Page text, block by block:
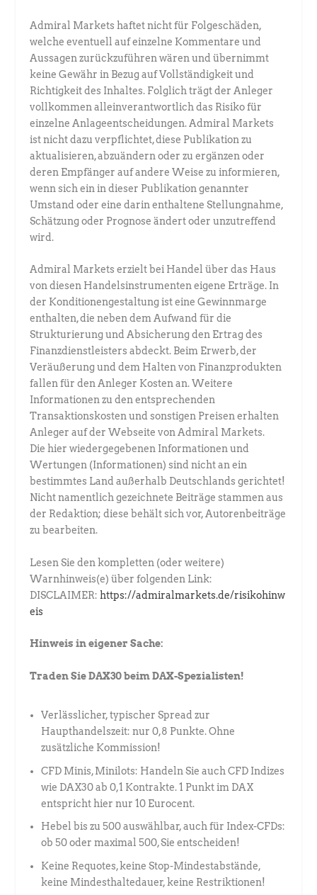
Admiral Markets haftet nicht für Folgeschäden,
welche eventuell auf einzelne Kommentare und
Aussagen zurückzuführen wären und übernimmt
keine Gewähr in Bezug auf Vollständigkeit und
Richtigkeit des Inhaltes. Folglich trägt der Anleger
vollkommen alleinverantwortlich das Risiko für
einzelne Anlageentscheidungen. Admiral Markets
ist nicht dazu verpflichtet, diese Publikation zu
aktualisieren, abzuändern oder zu ergänzen oder
deren Empfänger auf andere Weise zu informieren,
wenn sich ein in dieser Publikation genannter
Umstand oder eine darin enthaltene Stellungnahme,
Schätzung oder Prognose ändert oder unzutreffend
wird.
Admiral Markets erzielt bei Handel über das Haus
von diesen Handelsinstrumenten eigene Erträge. In
der Konditionengestaltung ist eine Gewinnmarge
enthalten, die neben dem Aufwand für die
Strukturierung und Absicherung den Ertrag des
Finanzdienstleisters abdeckt. Beim Erwerb, der
Veräußerung und dem Halten von Finanzprodukten
fallen für den Anleger Kosten an. Weitere
Informationen zu den entsprechenden
Transaktionskosten und sonstigen Preisen erhalten
Anleger auf der Webseite von Admiral Markets.
Die hier wiedergegebenen Informationen und
Wertungen (Informationen) sind nicht an ein
bestimmtes Land außerhalb Deutschlands gerichtet!
Nicht namentlich gezeichnete Beiträge stammen aus
der Redaktion; diese behält sich vor, Autorenbeiträge
zu bearbeiten.
Lesen Sie den kompletten (oder weitere)
Warnhinweis(e) über folgenden Link:
DISCLAIMER: https://admiralmarkets.de/risikohinw
eis
Hinweis in eigener Sache:
Traden Sie DAX30 beim DAX-Spezialisten!
Verlässlicher, typischer Spread zur
Haupthandelszeit: nur 0,8 Punkte. Ohne
zusätzliche Kommission!
CFD Minis, Minilots: Handeln Sie auch CFD Indizes
wie DAX30 ab 0,1 Kontrakte. 1 Punkt im DAX
entspricht hier nur 10 Eurocent.
Hebel bis zu 500 auswählbar, auch für Index-CFDs:
ob 50 oder maximal 500, Sie entscheiden!
Keine Requotes, keine Stop-Mindestabstände,
keine Mindesthaltedauer, keine Restriktionen!